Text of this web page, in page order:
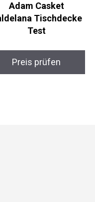
Adam Casket
Tischdecke
Test
Preis prüfen